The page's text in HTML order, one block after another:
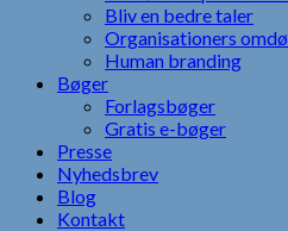
Bliv en bedre taler
Organisationers
Human branding
Bøger
Forlagsbøger
Gratis e-bøger
Presse
Nyhedsbrev
Blog
Kontakt